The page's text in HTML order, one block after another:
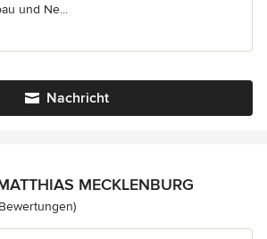
und Ne...
Nachricht
MECKLENBURG
4.9 von 5 Sternen